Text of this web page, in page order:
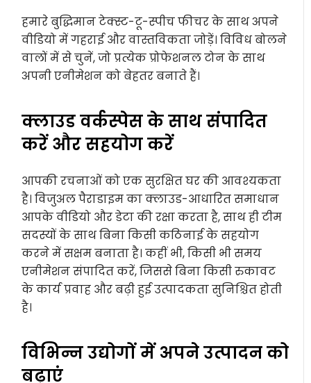
हमारे बुद्धिमान टेक्स्ट-टू-स्पीच फीचर के साथ अपने
वीडियो में गहराई और वास्तविकता जोड़ें। विविध बोलने
वालों में से चुनें, जो प्रत्येक प्रोफेशनल टोन के साथ
अपनी एनीमेशन को बेहतर बनाते हैं।
क्लाउड वर्कस्पेस के साथ संपादित
करें और सहयोग करें
आपकी रचनाओं को एक सुरक्षित घर की आवश्यकता
है। विजुअल पैराडाइम का क्लाउड-आधारित समाधान
आपके वीडियो और डेटा की रक्षा करता है, साथ ही टीम
सदस्यों के साथ बिना किसी कठिनाई के सहयोग
करने में सक्षम बनाता है। कहीं भी, किसी भी समय
एनीमेशन संपादित करें, जिससे बिना किसी रुकावट
के कार्य प्रवाह और बढ़ी हुई उत्पादकता सुनिश्चित होती
है।
विभिन्न उद्योगों में अपने उत्पादन को
बढ़ाएं